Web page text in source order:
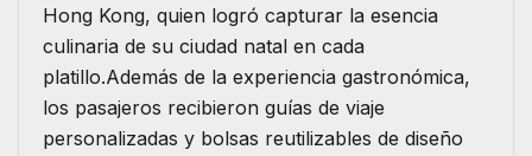
Hong Kong, quien logró capturar la esencia
culinaria de su ciudad natal en cada
platillo.Además de la experiencia gastronómica,
los pasajeros recibieron guías de viaje
personalizadas y bolsas reutilizables de diseño